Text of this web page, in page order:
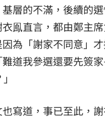
層的不滿，後續的
鳯直言，都由鄭主
為「謝家不同意」
道我參選還要先簽
寫道，事已至此，